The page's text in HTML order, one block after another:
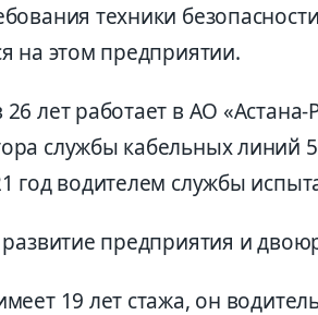
техники
на этом предприятии.
лет работает в АО
службы кабельных линий
год водителем службы
развитие предприятия и
19 лет стажа, он